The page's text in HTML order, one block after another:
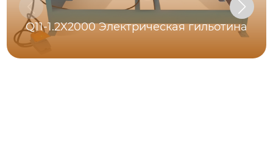
Q11-1.2X2000 Электрическая гильотина